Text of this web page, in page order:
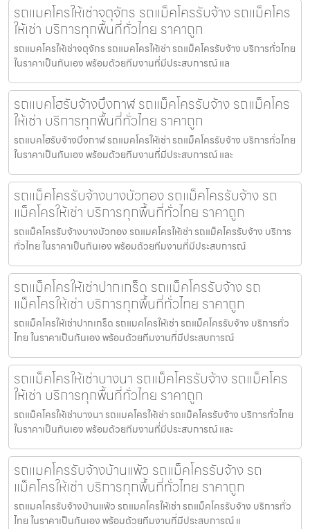
รถแมคโครให้เช่าจตุจักร รถแม็คโครรับจ้าง รถแม็คโคร
ให้เช่า บริการทุกพื้นที่ทั่วไทย ราคาถูก
รถแมคโครให้เช่าจตุจักร รถแมคโครให้เช่า รถแม็คโครรับจ้าง บริการทั่วไทย
ในราคาเป็นกันเอง พร้อมด้วยทีมงานที่มีประสบการณ์ แล
รถแบคโฮรับจ้างบึงกาฬ รถแม็คโครรับจ้าง รถแม็คโคร
ให้เช่า บริการทุกพื้นที่ทั่วไทย ราคาถูก
รถแบคโฮรับจ้างบึงกาฬ รถแมคโครให้เช่า รถแม็คโครรับจ้าง บริการทั่วไทย
ในราคาเป็นกันเอง พร้อมด้วยทีมงานที่มีประสบการณ์ และ
รถแม็คโครรับจ้างบางบัวทอง รถแม็คโครรับจ้าง รถ
แม็คโครให้เช่า บริการทุกพื้นที่ทั่วไทย ราคาถูก
รถแม็คโครรับจ้างบางบัวทอง รถแมคโครให้เช่า รถแม็คโครรับจ้าง บริการ
ทั่วไทย ในราคาเป็นกันเอง พร้อมด้วยทีมงานที่มีประสบการณ์
รถแม็คโครให้เช่าปากเกร็ด รถแม็คโครรับจ้าง รถ
แม็คโครให้เช่า บริการทุกพื้นที่ทั่วไทย ราคาถูก
รถแม็คโครให้เช่าปากเกร็ด รถแมคโครให้เช่า รถแม็คโครรับจ้าง บริการทั่ว
ไทย ในราคาเป็นกันเอง พร้อมด้วยทีมงานที่มีประสบการณ์
รถแม็คโครให้เช่าบางนา รถแม็คโครรับจ้าง รถแม็คโคร
ให้เช่า บริการทุกพื้นที่ทั่วไทย ราคาถูก
รถแม็คโครให้เช่าบางนา รถแมคโครให้เช่า รถแม็คโครรับจ้าง บริการทั่วไทย
ในราคาเป็นกันเอง พร้อมด้วยทีมงานที่มีประสบการณ์ และ
รถแมคโครรับจ้างบ้านแพ้ว รถแม็คโครรับจ้าง รถ
แม็คโครให้เช่า บริการทุกพื้นที่ทั่วไทย ราคาถูก
รถแมคโครรับจ้างบ้านแพ้ว รถแมคโครให้เช่า รถแม็คโครรับจ้าง บริการทั่ว
ไทย ในราคาเป็นกันเอง พร้อมด้วยทีมงานที่มีประสบการณ์ แ